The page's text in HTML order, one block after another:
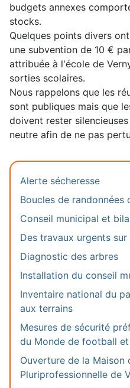
budgets annexes
stocks.
Quelques points divers
une subvention de 10 €
attribuée à l'école de
sorties scolaires.
Nous rappelons que les
sont publiques mais que
doivent rester
neutre afin de ne pas
Alerte sécheresse
Boucles de randonnées
Conseil municipal et
Des travaux urgents
Diagnostic des arbres
Installation du conseil
Inventaire national du
aux terrains
Mesures de sécurité
du Monde de football
Ouverture de la Maison
Pluriprofessionnelle de